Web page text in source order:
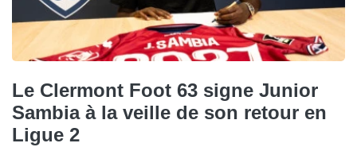
Le Clermont Foot 63 signe Junior
Sambia à la veille de son retour en
Ligue 2